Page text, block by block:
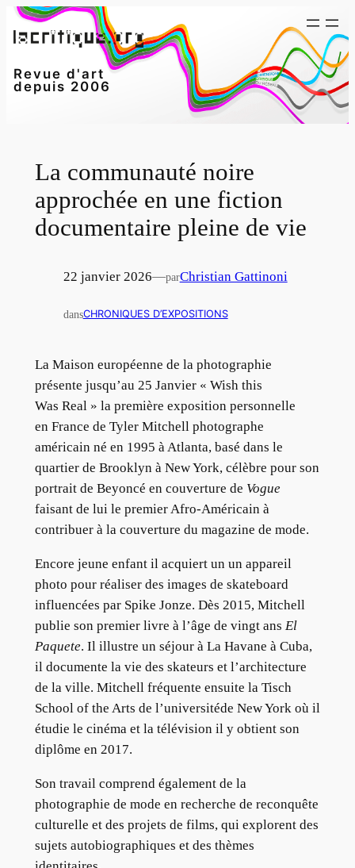
Aller
au
Revue d'art
depuis 2006
La communauté noire
approchée en une fiction
documentaire pleine de vie
22 janvier 2026—parChristian Gattinoni
dansCHRONIQUES D’EXPOSITIONS
La Maison européenne de la photographie
présente jusqu’au 25 Janvier « Wish this
Was Real » la première exposition personnelle
en France de Tyler Mitchell photographe
américain né en 1995 à Atlanta, basé dans le
quartier de Brooklyn à New York, célèbre pour son
portrait de Beyoncé en couverture de Vogue
faisant de lui le premier Afro-Américain à
contribuer à la couverture du magazine de mode.
Encore jeune enfant il acquiert un un appareil
photo pour réaliser des images de skateboard
influencées par Spike Jonze. Dès 2015, Mitchell
publie son premier livre à l’âge de vingt ans El
Paquete. Il illustre un séjour à La Havane à Cuba,
il documente la vie des skateurs et l’architecture
de la ville. Mitchell fréquente ensuite la Tisch
School of the Arts de l’universitéde New York où il
étudie le cinéma et la télévision il y obtient son
diplôme en 2017.
Son travail comprend également de la
photographie de mode en recherche de reconquête
culturelle et des projets de films, qui explorent des
sujets autobiographiques et des thèmes